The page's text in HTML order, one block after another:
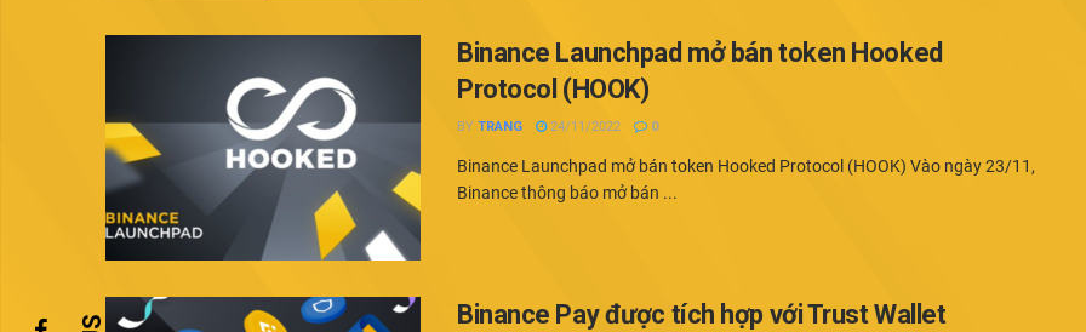
Binance Launchpad mở bán token Hooked
Protocol (HOOK)
BY TRANG 24/11/2022 0
Binance Launchpad mở bán token Hooked Protocol (HOOK) Vào ngày 23/11,
Binance thông báo mở bán ...
Binance Pay được tích hợp với Trust Wallet